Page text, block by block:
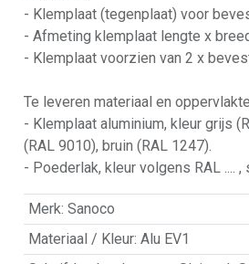
- Klemplaat (tegenplaat) voor
- Afmeting klemplaat lengte x
- Klemplaat voorzien van 2 x
Te leveren materiaal en
- Klemplaat aluminium, kleur grijs
(RAL 9010), bruin (RAL 1247).
- Poederlak, kleur volgens RAL ....
Merk: Sanoco
Materiaal / Kleur: Alu EV1